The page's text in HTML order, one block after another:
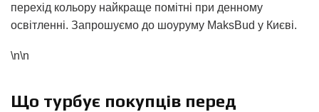
перехід кольору найкраще помітні при денному
освітленні. Запрошуємо до шоуруму MaksBud у Києві.
\n\n
Що турбує покупців перед